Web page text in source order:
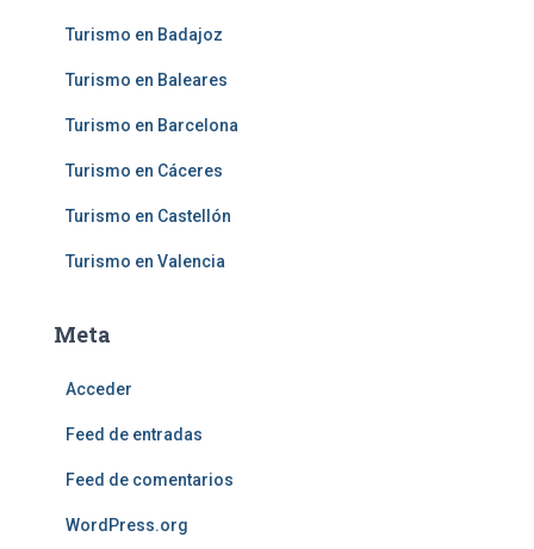
Turismo en Badajoz
Turismo en Baleares
Turismo en Barcelona
Turismo en Cáceres
Turismo en Castellón
Turismo en Valencia
Meta
Acceder
Feed de entradas
Feed de comentarios
WordPress.org